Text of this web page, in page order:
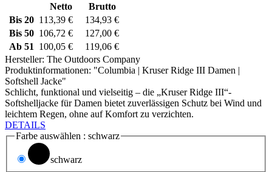
Netto
Brutto
Bis 20 113,39 €
134,93 €
Bis 50 106,72 €
127,00 €
Ab 51 100,05 €
119,06 €
Hersteller: The Outdoors Company
Produktinformationen: "Columbia | Kruser Ridge III Damen |
Softshell Jacke"
Schlicht, funktional und vielseitig – die „Kruser Ridge III“-
Softshelljacke für Damen bietet zuverlässigen Schutz bei Wind und
leichtem Regen, ohne auf Komfort zu verzichten.
DETAILS
Farbe auswählen : schwarz
schwarz